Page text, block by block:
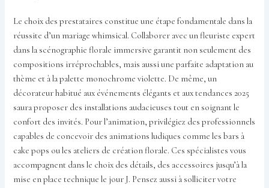
Le choix des prestataires constitue une étape fondamentale dans la
réussite d’un mariage whimsical. Collaborer avec un fleuriste expert
dans la scénographie florale immersive garantit non seulement des
compositions irréprochables, mais aussi une parfaite adaptation au
thème et à la palette monochrome violette. De même, un
décorateur habitué aux événements élégants et aux tendances 2025
saura proposer des installations audacieuses tout en soignant le
confort des invités. Pour l’animation, privilégiez des professionnels
capables de concevoir des animations ludiques comme les bars à
cake pops ou les ateliers de création florale. Ces spécialistes vous
accompagnent dans le choix des détails, des accessoires jusqu’à la
mise en place technique le jour J. Pensez aussi à solliciter votre